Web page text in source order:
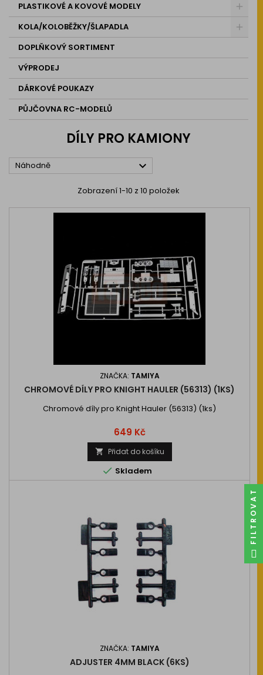
PLASTIKOVÉ A KOVOVÉ MODELY
KOLA/KOLOBĚŽKY/ŠLAPADLA
DOPLŇKOVÝ SORTIMENT
VÝPRODEJ
DÁRKOVÉ POUKAZY
PŮJČOVNA RC-MODELŮ
DÍLY PRO KAMIONY
Náhodně 
Zobrazení 1-10 z 10 položek
ZNAČKA: TAMIYA
CHROMOVÉ DÍLY PRO KNIGHT HAULER (56313) (1KS)
Chromové díly pro Knight Hauler (56313) (1ks)
Cena
649 Kč
 Přidat do košíku
 Skladem
ZNAČKA: TAMIYA
ADJUSTER 4MM BLACK (6KS)
FILTROVAT